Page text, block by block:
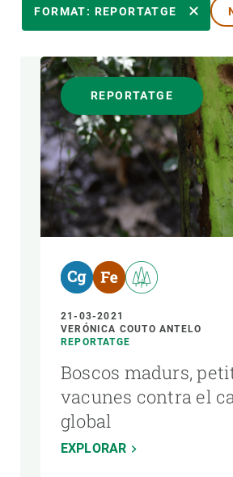
TEMES TRANSVERSALS
FORMAT
AUTOR
FORMAT: REPORTATGE
REPORTATGE
21-03-2021
VERÓNICA COUTO ANTELO
REPORTATGE
Boscos madurs,
vacunes contra el
global
EXPLORAR